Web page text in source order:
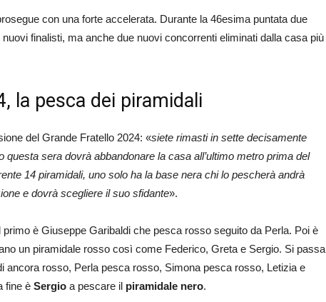
con una forte accelerata. Durante la 46esima puntata due
finalisti, ma anche due nuovi concorrenti eliminati dalla casa più
la pesca dei piramidali
del Grande Fratello 2024: «siete rimasti in sette decisamente
questa sera dovrà abbandonare la casa all’ultimo metro prima del
14 piramidali, uno solo ha la base nera chi lo pescherà andrà
e dovrà scegliere il suo sfidante».
è Giuseppe Garibaldi che pesca rosso seguito da Perla. Poi è
un piramidale rosso così come Federico, Greta e Sergio. Si passa
ancora rosso, Perla pesca rosso, Simona pesca rosso, Letizia e
fine è Sergio a pescare il piramidale nero.